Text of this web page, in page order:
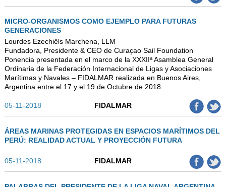
MICRO-ORGANISMOS COMO EJEMPLO PARA FUTURAS
GENERACIONES
Lourdes Ezechiëls Marchena, LLM
Fundadora, Presidente & CEO de Curaҫao Sail Foundation
Ponencia presentada en el marco de la XXXIIª Asamblea General
Ordinaria de la Federación Internacional de Ligas y Asociaciones
Marítimas y Navales – FIDALMAR realizada en Buenos Aires,
Argentina entre el 17 y el 19 de Octubre de 2018.
05-11-2018 FIDALMAR
ÁREAS MARINAS PROTEGIDAS EN ESPACIOS MARÍTIMOS DEL
PERÚ: REALIDAD ACTUAL Y PROYECCIÓN FUTURA
05-11-2018 FIDALMAR